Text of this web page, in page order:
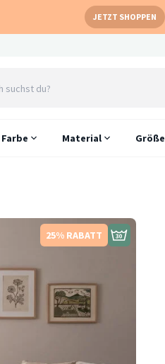
JETZT SHOPPEN
Farbe Material Größe
25% RABATT